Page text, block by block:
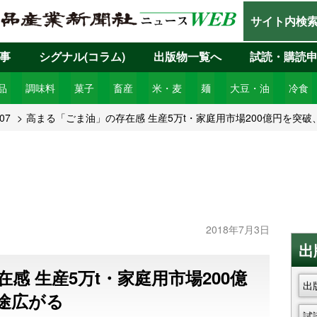
サイト内検
調味料 菓子 畜産 米・麦 麺 大豆・油 冷食
シグナル(コラム) 出版物一覧へ 試読・購読
07 高まる「ごま油」の存在感 生産5万t・家庭用市場200億円を突破
2018年7月3日
感 生産5万t・家庭用市場200億
広がる
出